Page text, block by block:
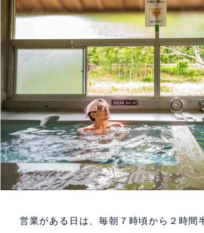
営業がある日は、毎朝７時頃から２時間